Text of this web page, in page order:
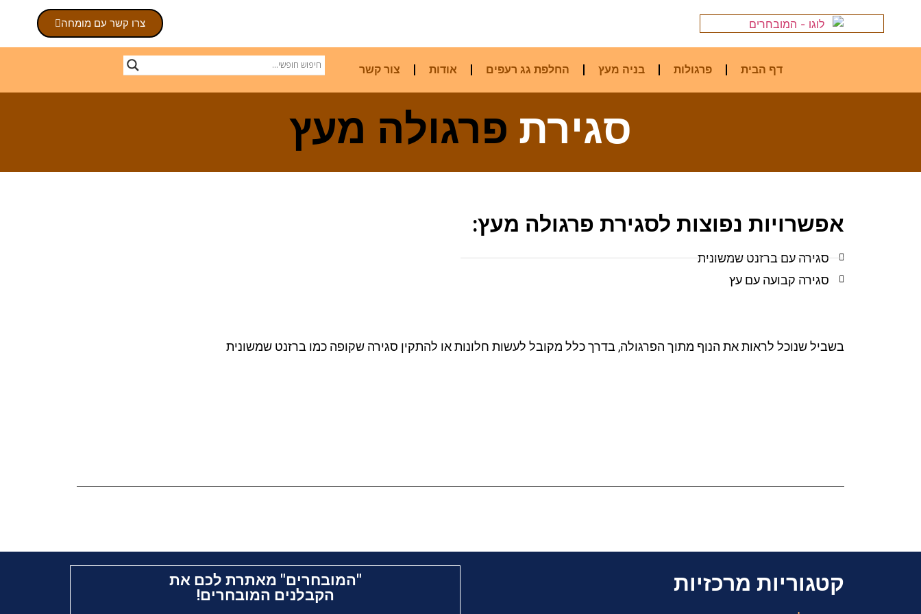
צרו קשר עם מומחה
דף הבית פרגולות בניה מעץ החלפת גג רעפים אודות צור קשר
סגירת פרגולה מעץ
אפשרויות נפוצות לסגירת פרגולה מעץ:
סגירה עם ברזנט שמשונית
סגירה קבועה עם עץ
בשביל שנוכל לראות את הנוף מתוך הפרגולה, בדרך כלל מקובל לעשות חלונות או להתקין סגירה שקופה כמו ברזנט שמשונית
קטגוריות מרכזיות
"המובחרים" מאתרת לכם את
הקבלנים המובחרים!